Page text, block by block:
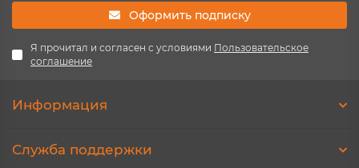
Оформить подписку
Я прочитал и согласен с условиями Пользовательское
соглашение
Информация
Служба поддержки